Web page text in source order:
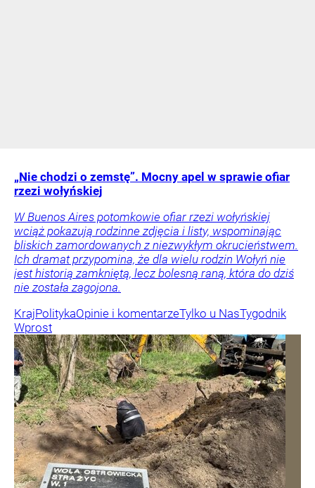
„Nie chodzi o zemstę”. Mocny apel w sprawie ofiar
rzezi wołyńskiej
W Buenos Aires potomkowie ofiar rzezi wołyńskiej
wciąż pokazują rodzinne zdjęcia i listy, wspominając
bliskich zamordowanych z niezwykłym okrucieństwem.
Ich dramat przypomina, że dla wielu rodzin Wołyń nie
jest historią zamkniętą, lecz bolesną raną, która do dziś
nie została zagojona.
KrajPolitykaOpinie i komentarzeTylko u NasTygodnik
Wprost